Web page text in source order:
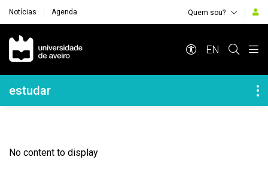
Notícias Agenda Quem sou?
Navegação Principal
EN
Navegação Lateral
estudar
No content to display